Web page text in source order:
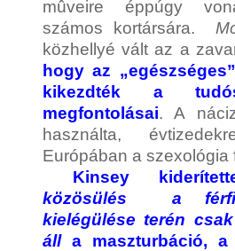
mûveire éppúgy
számos kortársára.
közhellyé vált az a
hogy az
kikezdték a
megfontolásai. A
használta,
Európában a szexológia
Kinsey
közösülés a
kielégülése terén
áll a maszturbáció,